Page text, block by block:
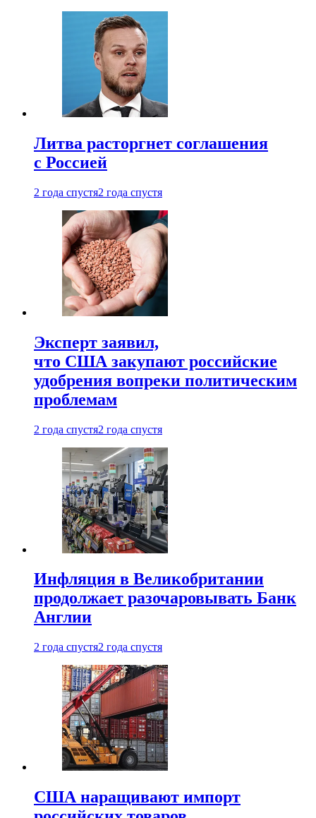
Литва расторгнет соглашения
с Россией
2 года спустя2 года спустя
Эксперт заявил,
что США закупают российские
удобрения вопреки политическим
проблемам
2 года спустя2 года спустя
Инфляция в Великобритании
продолжает разочаровывать Банк
Англии
2 года спустя2 года спустя
США наращивают импорт